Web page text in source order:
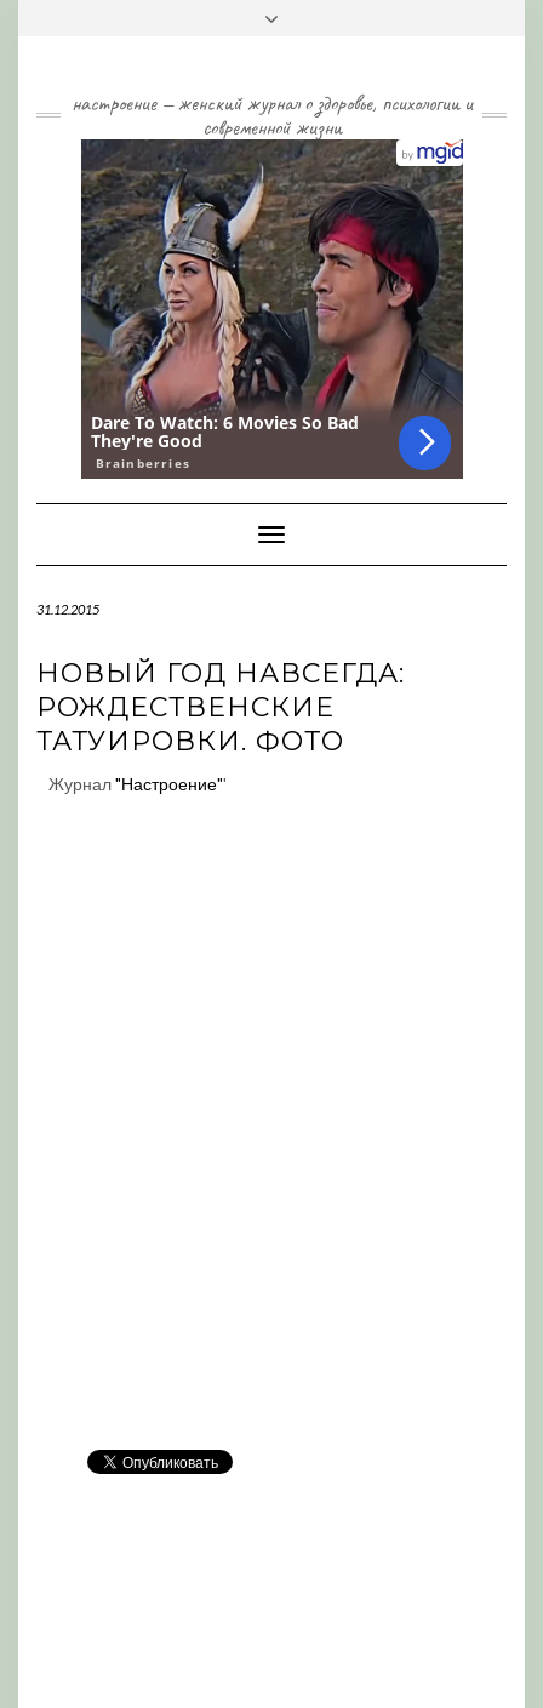
настроение — женский журнал о здоровье, психологии и
современной жизни
Toggle
Navigation
31.12.2015
НОВЫЙ ГОД НАВСЕГДА:
РОЖДЕСТВЕНСКИЕ
ТАТУИРОВКИ. ФОТО
Журнал"Настроение"'